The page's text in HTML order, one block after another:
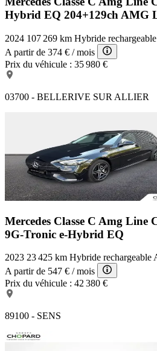
Hybrid EQ 204+129ch AMG
2024 107 269 km Hybride rechargeable
A partir de 374 € / mois
Prix du véhicule : 35 980 €
03700 - BELLERIVE SUR ALLIER
Mercedes Classe C Amg Line
9G-Tronic e-Hybrid EQ
2023 23 425 km Hybride rechargeable
A partir de 547 € / mois
Prix du véhicule : 42 380 €
89100 - SENS